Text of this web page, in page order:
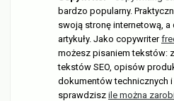
bardzo popularny.
swoją stronę internetową,
artykuły. Jako copywriter
możesz pisaniem tekstów:
tekstów SEO, opisów
dokumentów technicznych
sprawdzisz ile można